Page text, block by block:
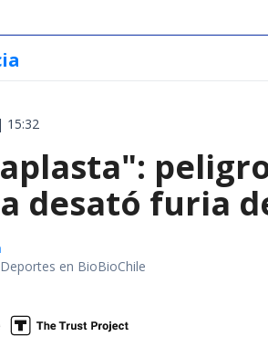
15:32
desató furia
en BioBioChile